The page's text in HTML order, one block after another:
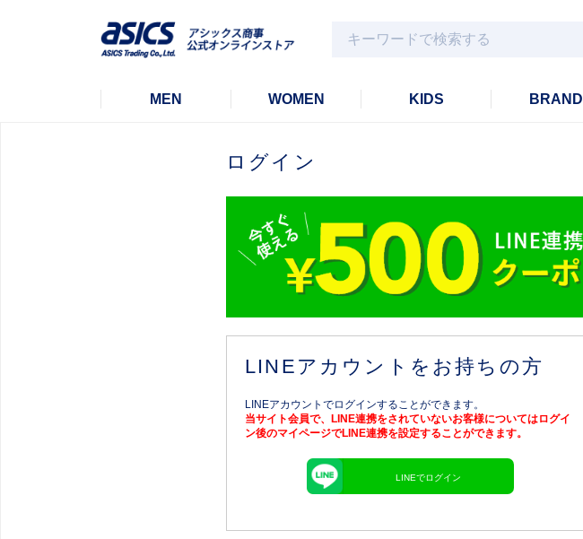
MEN WOMEN KIDS BRAND
ログイン
LINEアカウントをお持ちの方
LINEアカウントでログインすることができます。
当サイト会員で、LINE連携をされていないお客様についてはログイ
ン後のマイページでLINE連携を設定することができます。
LINEでログイン